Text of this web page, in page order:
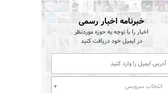
خبرنامه اخبار رسمی
اخبار را با توجه به حوزه موردنظر
در ایمیل خود دریافت کنید
انتخاب سرویس